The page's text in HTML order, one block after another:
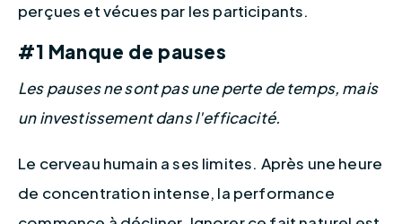
perçues et vécues par les participants.
#1 Manque de pauses
Les pauses ne sont pas une perte de temps, mais
un investissement dans l'efficacité.
Le cerveau humain a ses limites. Après une heure
de concentration intense, la performance